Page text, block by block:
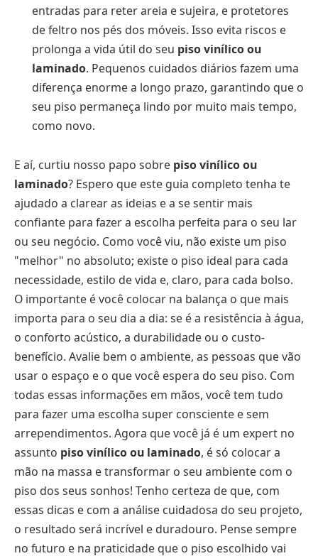
entradas para reter areia e sujeira, e protetores
de feltro nos pés dos móveis. Isso evita riscos e
prolonga a vida útil do seu piso vinílico ou
laminado. Pequenos cuidados diários fazem uma
diferença enorme a longo prazo, garantindo que o
seu piso permaneça lindo por muito mais tempo,
como novo.
E aí, curtiu nosso papo sobre piso vinílico ou
laminado? Espero que este guia completo tenha te
ajudado a clarear as ideias e a se sentir mais
confiante para fazer a escolha perfeita para o seu lar
ou seu negócio. Como você viu, não existe um piso
"melhor" no absoluto; existe o piso ideal para cada
necessidade, estilo de vida e, claro, para cada bolso.
O importante é você colocar na balança o que mais
importa para o seu dia a dia: se é a resistência à água,
o conforto acústico, a durabilidade ou o custo-
benefício. Avalie bem o ambiente, as pessoas que vão
usar o espaço e o que você espera do seu piso. Com
todas essas informações em mãos, você tem tudo
para fazer uma escolha super consciente e sem
arrependimentos. Agora que você já é um expert no
assunto piso vinílico ou laminado, é só colocar a
mão na massa e transformar o seu ambiente com o
piso dos seus sonhos! Tenho certeza de que, com
essas dicas e com a análise cuidadosa do seu projeto,
o resultado será incrível e duradouro. Pense sempre
no futuro e na praticidade que o piso escolhido vai